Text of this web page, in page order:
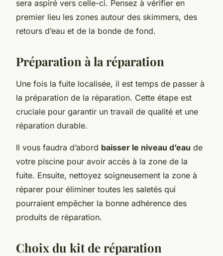
sera aspiré vers celle-ci. Pensez à vérifier en
premier lieu les zones autour des skimmers, des
retours d’eau et de la bonde de fond.
Préparation à la réparation
Une fois la fuite localisée, il est temps de passer à
la préparation de la réparation. Cette étape est
cruciale pour garantir un travail de qualité et une
réparation durable.
Il vous faudra d’abord baisser le niveau d’eau de
votre piscine pour avoir accès à la zone de la
fuite. Ensuite, nettoyez soigneusement la zone à
réparer pour éliminer toutes les saletés qui
pourraient empêcher la bonne adhérence des
produits de réparation.
Choix du kit de réparation